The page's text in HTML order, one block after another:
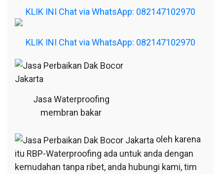
KLIK INI Chat via WhatsApp: 082147102970
KLIK INI Chat via WhatsApp: 082147102970
Jasa Waterproofing
membran bakar
oleh karena
itu RBP-Waterproofing ada untuk anda dengan
kemudahan tanpa ribet, anda hubungi kami, tim